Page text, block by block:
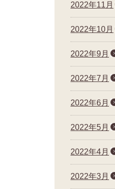
2022年11月
2022年10月
2022年9月
2022年7月
2022年6月
2022年5月
2022年4月
2022年3月